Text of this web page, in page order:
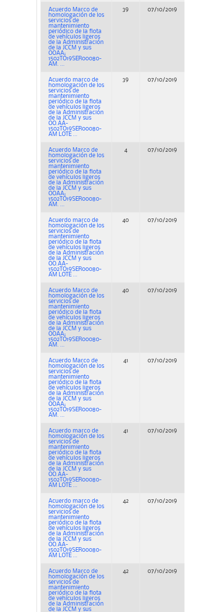
Acuerdo Marco de
homologación de los
servicios de
mantenimiento
periódico de la flota
de vehículos ligeros
de la Administración
de la JCCM y sus
OOAA;
1502TO19SER00080-
AM. ...
39 07/10/2019
Acuerdo marco de
homologación de los
servicios de
mantenimiento
periódico de la flota
de vehículos ligeros
de la Administración
de la JCCM y sus
OO.AA-
1502TO19SER00080-
AM LOTE ...
39 07/10/2019
Acuerdo Marco de
homologación de los
servicios de
mantenimiento
periódico de la flota
de vehículos ligeros
de la Administración
de la JCCM y sus
OOAA;
1502TO19SER00080-
AM. ...
4 07/10/2019
Acuerdo marco de
homologación de los
servicios de
mantenimiento
periódico de la flota
de vehículos ligeros
de la Administración
de la JCCM y sus
OO.AA-
1502TO19SER00080-
AM LOTE ...
40 07/10/2019
Acuerdo Marco de
homologación de los
servicios de
mantenimiento
periódico de la flota
de vehículos ligeros
de la Administración
de la JCCM y sus
OOAA;
1502TO19SER00080-
AM. ...
40 07/10/2019
Acuerdo Marco de
homologación de los
servicios de
mantenimiento
periódico de la flota
de vehículos ligeros
de la Administración
de la JCCM y sus
OOAA;
1502TO19SER00080-
AM. ...
41 07/10/2019
Acuerdo marco de
homologación de los
servicios de
mantenimiento
periódico de la flota
de vehículos ligeros
de la Administración
de la JCCM y sus
OO.AA-
1502TO19SER00080-
AM LOTE ...
41 07/10/2019
Acuerdo marco de
homologación de los
servicios de
mantenimiento
periódico de la flota
de vehículos ligeros
de la Administración
de la JCCM y sus
OO.AA-
1502TO19SER00080-
AM LOTE ...
42 07/10/2019
Acuerdo Marco de
homologación de los
servicios de
mantenimiento
periódico de la flota
de vehículos ligeros
de la Administración
de la JCCM y sus
42 07/10/2019